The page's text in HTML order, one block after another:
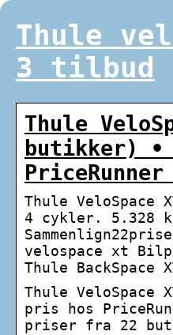
Thule
3 tilbud
Thule
butikker) •
PriceRunner
Thule VeloSpace
4 cykler. 5.328
velospace xt
Thule BackSpace
Thule VeloSpace
pris hos
priser fra 22